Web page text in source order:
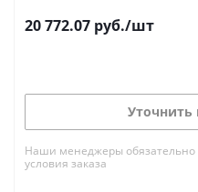
20 772.07 руб./шт
Уточнить
Наши менеджеры обязательно
условия заказа